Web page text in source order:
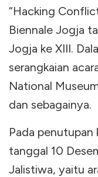
“Hacking
Biennale Jogja
Jogja ke XIII.
serangkaian
National
dan sebagainya.
Pada
tanggal 10
Jalistiwa, yaitu